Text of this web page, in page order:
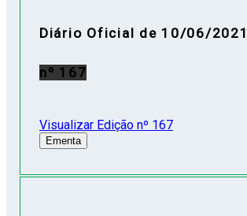
Diário Oficial de 10/06/2021
nº 167
Visualizar Edição nº 167
Ementa